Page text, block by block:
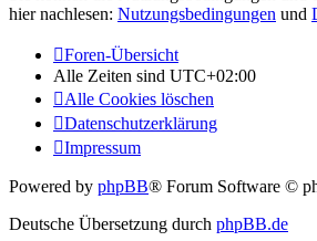
hier nachlesen: Nutzungsbedingungen und
Foren-Übersicht
Alle Zeiten sind UTC+02:00
Alle Cookies löschen
Datenschutzerklärung
Impressum
Powered by phpBB® Forum Software ©
Deutsche Übersetzung durch phpBB.de